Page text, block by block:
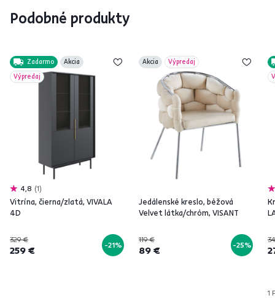
Podobné produkty
Zadarmo
Akcia
Výpredaj
4,8 1
Vitrína, čierna/zlatá, VIVALA
4D
329 €
259 € -21%
Akcia Výpredaj
Jedálenské kreslo, béžová
Velvet látka/chróm, VISANT
119 €
89 € -25%
1